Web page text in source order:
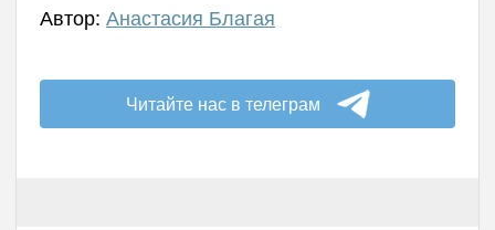
Автор: Анастасия Благая
Читайте нас в телеграм